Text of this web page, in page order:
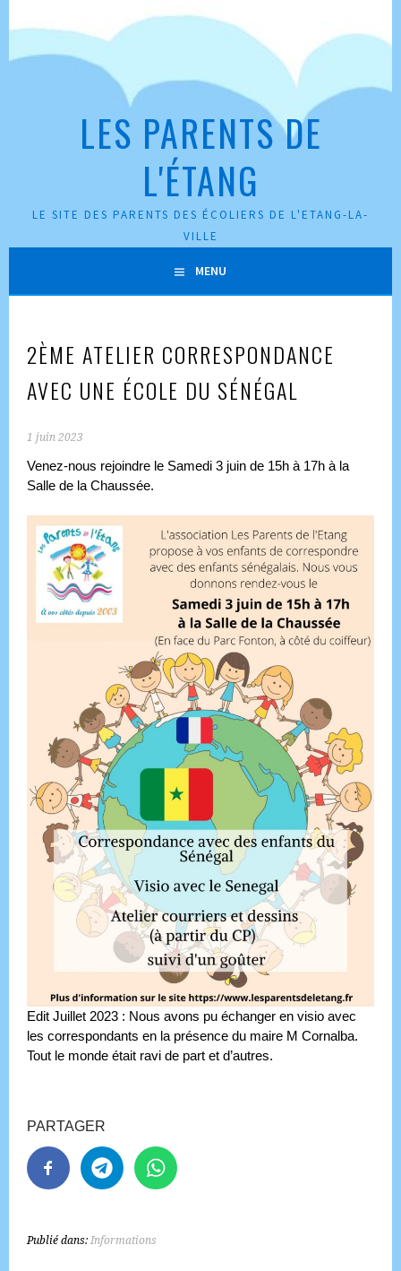
au
LES PARENTS DE
L'ÉTANG
LE SITE DES PARENTS DES ÉCOLIERS DE L'ETANG-LA-
VILLE
MENU
2ÈME ATELIER CORRESPONDANCE
AVEC UNE ÉCOLE DU SÉNÉGAL
1 juin 2023
Venez-nous rejoindre le Samedi 3 juin de 15h à 17h à la
Salle de la Chaussée.
Edit Juillet 2023 : Nous avons pu échanger en visio avec
les correspondants en la présence du maire M Cornalba.
Tout le monde était ravi de part et d’autres.
PARTAGER
Publié dans:Informations